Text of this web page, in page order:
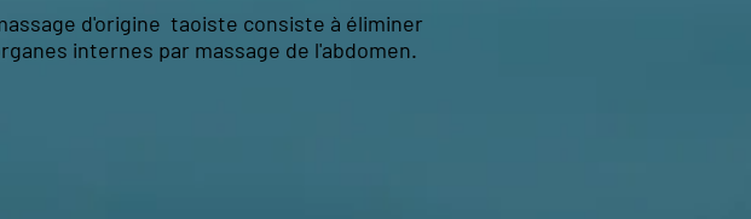
d'origine taoiste consiste à éliminer
internes par massage de l'abdomen.